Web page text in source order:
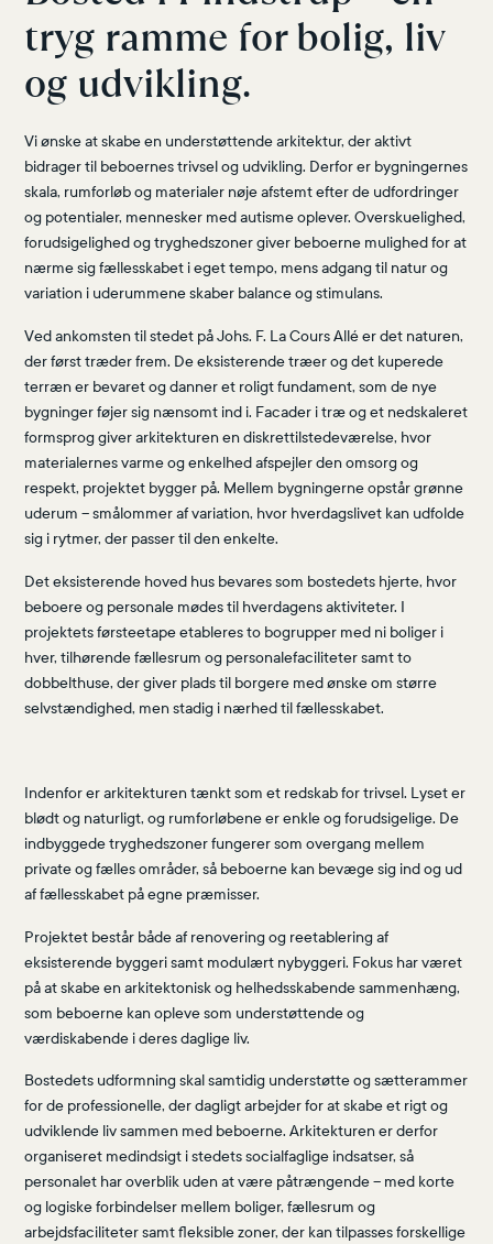
tryg ramme for bolig, liv
og udvikling.
Vi ønske at skabe en understøttende arkitektur, der aktivt
bidrager til beboernes trivsel og udvikling. Derfor er bygningernes
skala, rumforløb og materialer nøje afstemt efter de udfordringer
og potentialer, mennesker med autisme oplever. Overskuelighed,
forudsigelighed og tryghedszoner giver beboerne mulighed for at
nærme sig fællesskabet i eget tempo, mens adgang til natur og
variation i uderummene skaber balance og stimulans.
Ved ankomsten til stedet på Johs. F. La Cours Allé er det naturen,
der først træder frem. De eksisterende træer og det kuperede
terræn er bevaret og danner et roligt fundament, som de nye
bygninger føjer sig nænsomt ind i. Facader i træ og et nedskaleret
formsprog giver arkitekturen en diskrettilstedeværelse, hvor
materialernes varme og enkelhed afspejler den omsorg og
respekt, projektet bygger på. Mellem bygningerne opstår grønne
uderum – smålommer af variation, hvor hverdagslivet kan udfolde
sig i rytmer, der passer til den enkelte.
Det eksisterende hoved hus bevares som bostedets hjerte, hvor
beboere og personale mødes til hverdagens aktiviteter. I
projektets førsteetape etableres to bogrupper med ni boliger i
hver, tilhørende fællesrum og personalefaciliteter samt to
dobbelthuse, der giver plads til borgere med ønske om større
selvstændighed, men stadig i nærhed til fællesskabet.
Indenfor er arkitekturen tænkt som et redskab for trivsel. Lyset er
blødt og naturligt, og rumforløbene er enkle og forudsigelige. De
indbyggede tryghedszoner fungerer som overgang mellem
private og fælles områder, så beboerne kan bevæge sig ind og ud
af fællesskabet på egne præmisser.
Projektet består både af renovering og reetablering af
eksisterende byggeri samt modulært nybyggeri. Fokus har været
på at skabe en arkitektonisk og helhedsskabende sammenhæng,
som beboerne kan opleve som understøttende og
værdiskabende i deres daglige liv.
Bostedets udformning skal samtidig understøtte og sætterammer
for de professionelle, der dagligt arbejder for at skabe et rigt og
udviklende liv sammen med beboerne. Arkitekturen er derfor
organiseret medindsigt i stedets socialfaglige indsatser, så
personalet har overblik uden at være påtrængende – med korte
og logiske forbindelser mellem boliger, fællesrum og
arbejdsfaciliteter samt fleksible zoner, der kan tilpasses forskellige